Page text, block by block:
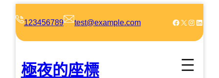
123456789 test@example.com Facebook X Instagram LinkedIn
極夜的座標